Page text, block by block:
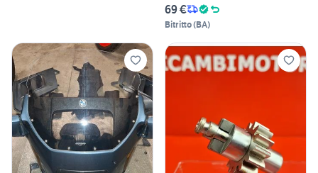
69 €
Bitritto(BA)